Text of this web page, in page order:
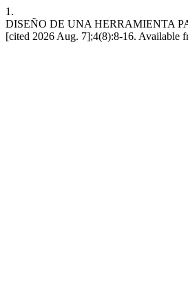
1.
DISEÑO DE UNA HERRAMIENTA
[cited 2026 Aug. 7];4(8):8-16. Available